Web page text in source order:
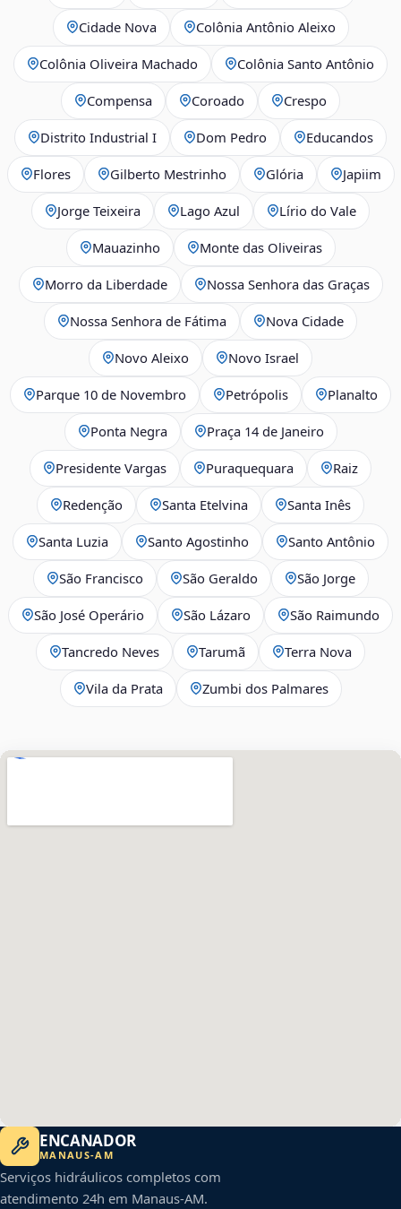
Cidade Nova Colônia Antônio Aleixo
Colônia Oliveira Machado Colônia Santo Antônio
Compensa Coroado Crespo
Distrito Industrial I Dom Pedro Educandos
Flores Gilberto Mestrinho Glória Japiim
Jorge Teixeira Lago Azul Lírio do Vale
Mauazinho Monte das Oliveiras
Morro da Liberdade Nossa Senhora das Graças
Nossa Senhora de Fátima Nova Cidade
Novo Aleixo Novo Israel
Parque 10 de Novembro Petrópolis Planalto
Ponta Negra Praça 14 de Janeiro
Presidente Vargas Puraquequara Raiz
Redenção Santa Etelvina Santa Inês
Santa Luzia Santo Agostinho Santo Antônio
São Francisco São Geraldo São Jorge
São José Operário São Lázaro São Raimundo
Tancredo Neves Tarumã Terra Nova
Vila da Prata Zumbi dos Palmares
ENCANADOR
MANAUS-AM
Serviços hidráulicos completos com
atendimento 24h em Manaus-AM.